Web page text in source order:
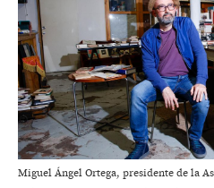
Miguel Ángel Ortega, presidente de la